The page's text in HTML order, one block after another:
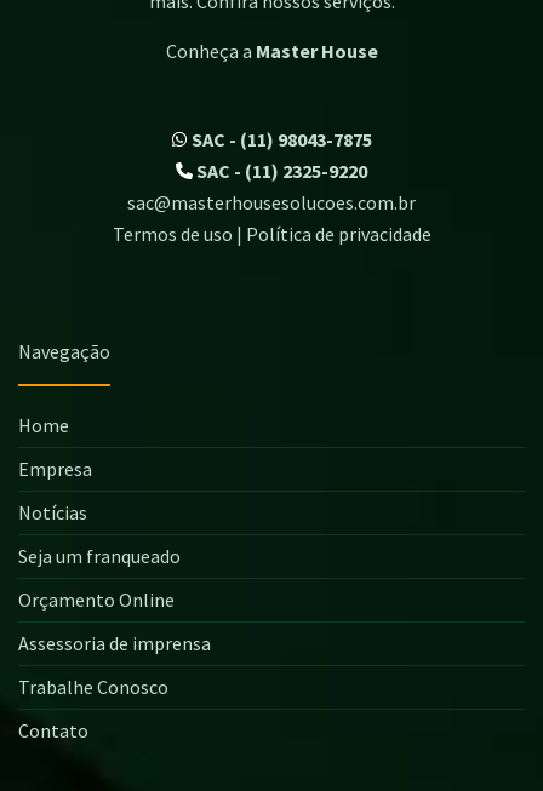
Conheça a Master House
SAC - (11) 98043-7875
SAC - (11) 2325-9220
sac@masterhousesolucoes.com.br
Termos de uso | Política de privacidade
Navegação
Home
Empresa
Notícias
Seja um franqueado
Orçamento Online
Assessoria de imprensa
Trabalhe Conosco
Contato